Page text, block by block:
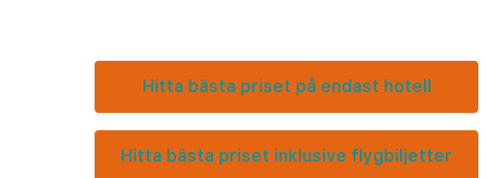
Hitta bästa priset på endast hotell
Hitta bästa priset inklusive flygbiljetter